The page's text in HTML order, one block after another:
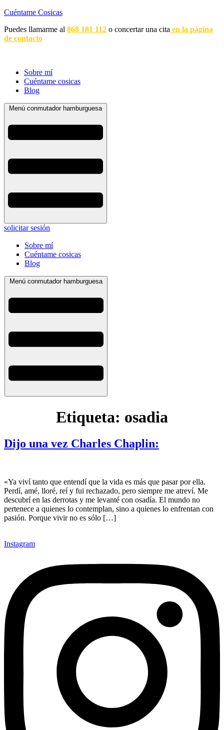
Cuéntame Cosicas
Puedes llamarme al 868 181 112 o concertar una cita en la página
de contacto
Sobre mí
Cuéntame cosicas
Blog
Menú conmutador hamburguesa
solicitar sesión
Sobre mí
Cuéntame cosicas
Blog
Menú conmutador hamburguesa
Etiqueta: osadia
Dijo una vez Charles Chaplin:
«Ya viví tanto que entendí que la vida es más que pasar por ella.
Perdí, amé, lloré, reí y fui rechazado, pero siempre me atreví. Me
descubrí en las derrotas y me levanté con osadía. El mundo no
pertenece a quienes lo contemplan, sino a quienes lo enfrentan con
pasión. Porque vivir no es sólo […]
Instagram